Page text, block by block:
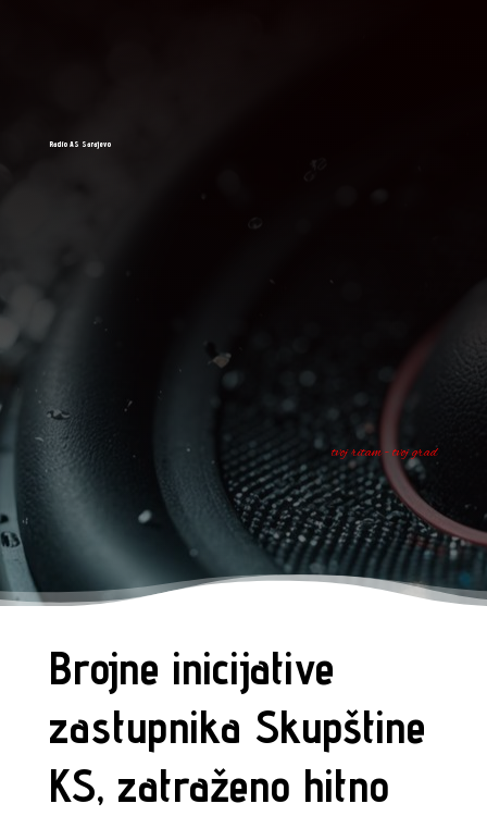
Radio AS Sarajevo
tvoj ritam - tvoj grad
Brojne inicijative
zastupnika Skupštine
KS, zatraženo hitno